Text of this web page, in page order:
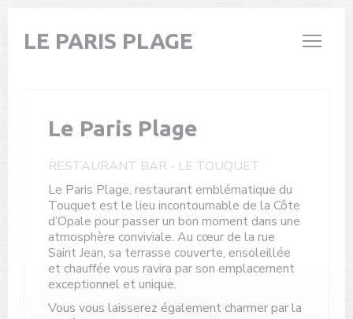
LE PARIS PLAGE
Le Paris Plage
RESTAURANT BAR - LE TOUQUET
Le Paris Plage, restaurant emblématique du
Touquet est le lieu incontournable de la Côte
d’Opale pour passer un bon moment dans une
atmosphère conviviale. Au cœur de la rue
Saint Jean, sa terrasse couverte, ensoleillée
et chauffée vous ravira par son emplacement
exceptionnel et unique.
Vous vous laisserez également charmer par la